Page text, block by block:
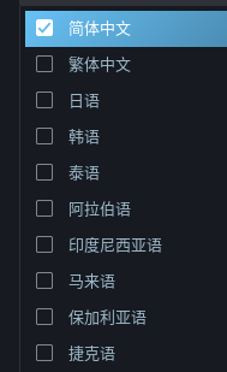
客服
更改语言
获取 Steam 手机应用
查看桌面版网站
简体中文
繁体中文
日语
韩语
泰语
阿拉伯语
印度尼西亚语
马来语
保加利亚语
捷克语
排序依据 相关性
1 个匹配的搜索结果。 根据您
Trekking